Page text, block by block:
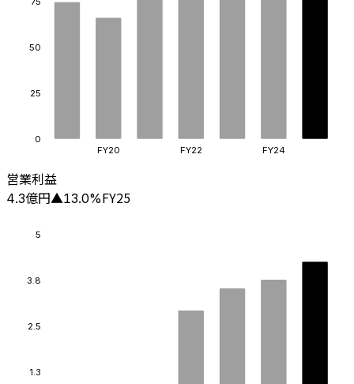
0
25
50
FY20 FY22 FY24
営業利益
4.3億円▲13.0%FY25
1.3
2.5
3.8
5